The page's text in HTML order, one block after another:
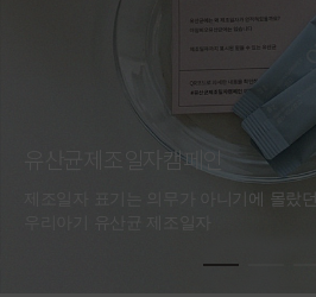
유산균제조일자캠페인
제조일자 표기는 의무가 아니기에 몰랐던